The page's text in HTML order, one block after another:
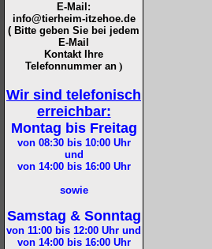
E-Mail:
info@tierheim-itzehoe.de
( Bitte geben Sie bei jedem
E-Mail
Kontakt Ihre
Telefonnummer an )
Wir sind telefonisch
erreichbar:
Montag bis Freitag
von 08:30 bis 10:00Uhr
und
von 14:00 bis 16:00Uhr
sowie
Samstag & Sonntag
von 11:00 bis 12:00 Uhr und
von 14:00 bis 16:00Uhr